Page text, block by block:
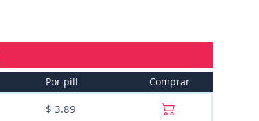
Por pill Comprar
$ 3.89